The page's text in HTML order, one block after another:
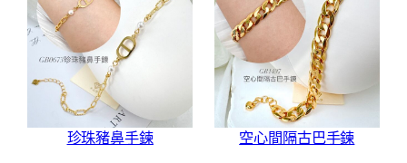
珍珠豬鼻手鍊 空心間隔古巴手鍊